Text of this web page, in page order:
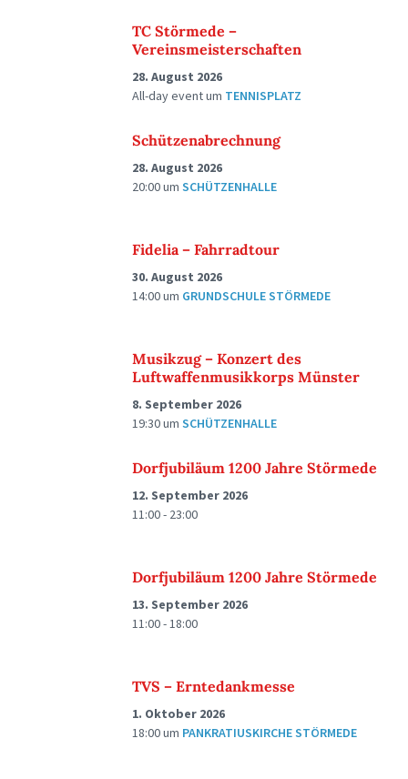
TC Störmede –
Vereinsmeisterschaften
28. August 2026
All-day eventum TENNISPLATZ
Schützenabrechnung
28. August 2026
20:00um SCHÜTZENHALLE
Fidelia – Fahrradtour
30. August 2026
14:00um GRUNDSCHULE STÖRMEDE
Musikzug – Konzert des
Luftwaffenmusikkorps Münster
8. September 2026
19:30um SCHÜTZENHALLE
Dorfjubiläum 1200 Jahre Störmede
12. September 2026
11:00 - 23:00
Dorfjubiläum 1200 Jahre Störmede
13. September 2026
11:00 - 18:00
TVS – Erntedankmesse
1. Oktober 2026
18:00um PANKRATIUSKIRCHE STÖRMEDE